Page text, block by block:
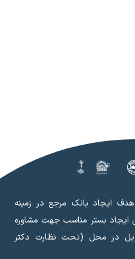
ایجاد بانک مرجع در زمینه
ایجاد بستر مناسب جهت مشاوره
در محل (تحت نظارت دکتر